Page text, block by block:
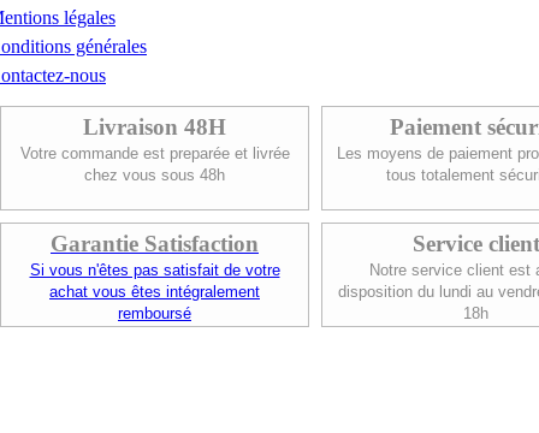
légales
générales
nous
Livraison 48H
Votre commande est preparée et livrée
chez vous sous 48h
Paiement
Les moyens de paiement
tous totalement
Garantie Satisfaction
Si vous n'êtes pas satisfait de votre
achat vous êtes intégralement
remboursé
Service client
Notre service client est
disposition du lundi au
18h